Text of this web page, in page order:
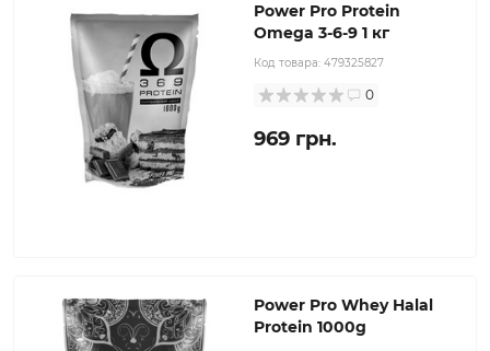
Power Pro Protein
Omega 3-6-9 1 кг
Код товара: 479325827
0
969 грн.
Power Pro Whey Halal
Protein 1000g